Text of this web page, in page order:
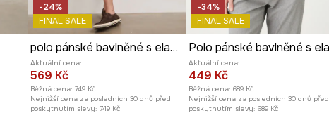
-24%
FINAL SALE
polo pánské bavlněné s elastanem
Aktuální cena:
569 Kč
Běžná cena: 749 Kč
Nejnižší cena za posledních 30 dnů před
poskytnutím slevy: 749 Kč
-34%
FINAL SALE
Aktuální cena:
449 Kč
Běžná cena: 689 Kč
Nejnižší cena za posledních 30 dnů před
poskytnutím slevy: 689 Kč